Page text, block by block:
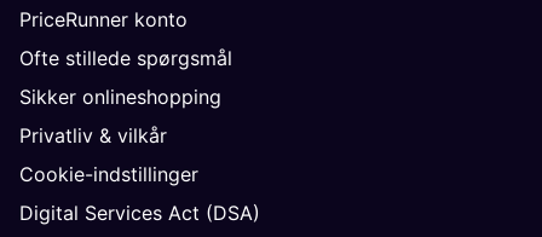
PriceRunner konto
Ofte stillede spørgsmål
Sikker onlineshopping
Privatliv & vilkår
Cookie-indstillinger
Digital Services Act (DSA)